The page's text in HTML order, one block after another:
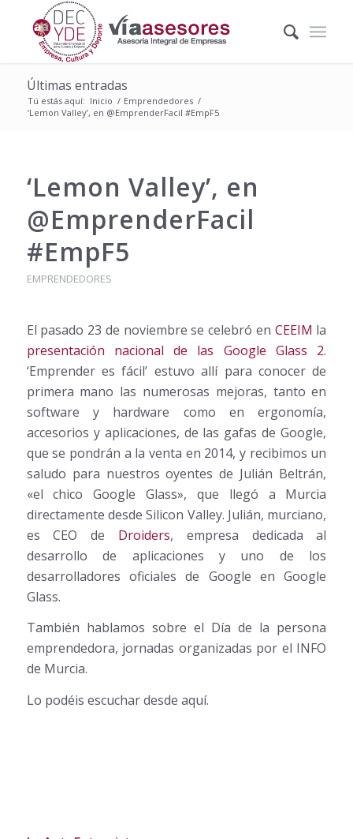
Últimas entradas
Tú estás aquí: Inicio / Emprendedores /
‘Lemon Valley’, en @EmprenderFacil #EmpF5
‘Lemon Valley’, en
@EmprenderFacil
#EmpF5
EMPRENDEDORES
El pasado 23 de noviembre se celebró en CEEIM la
presentación nacional de las Google Glass 2.
‘Emprender es fácil’ estuvo allí para conocer de
primera mano las numerosas mejoras, tanto en
software y hardware como en ergonomía,
accesorios y aplicaciones, de las gafas de Google,
que se pondrán a la venta en 2014, y recibimos un
saludo para nuestros oyentes de Julián Beltrán,
«el chico Google Glass», que llegó a Murcia
directamente desde Silicon Valley. Julián, murciano,
es CEO de Droiders, empresa dedicada al
desarrollo de aplicaciones y uno de los
desarrolladores oficiales de Google en Google
Glass.
También hablamos sobre el Día de la persona
emprendedora, jornadas organizadas por el INFO
de Murcia.
Lo podéis escuchar desde aquí.